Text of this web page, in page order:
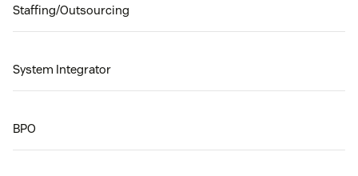
Staffing/Outsourcing
System Integrator
BPO